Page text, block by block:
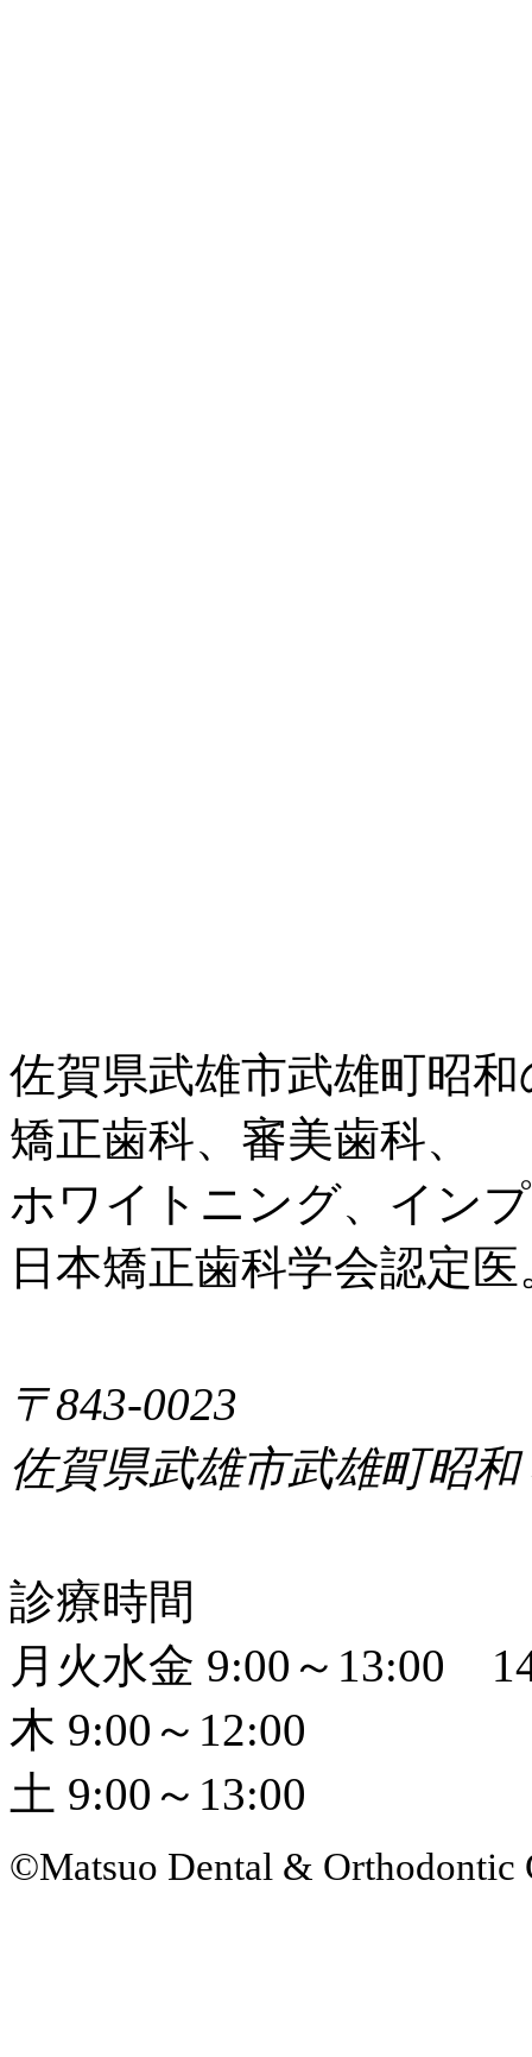
佐賀県武雄市武雄町昭
矯正歯科、審美歯科、
ホワイトニング、イン
日本矯正歯科学会認定
〒843-0023
佐賀県武雄市武雄町昭
診療時間
月火水金 9:00～13:00
木 9:00～12:00
土 9:00～13:00
©Matsuo Dental & Orthodontic